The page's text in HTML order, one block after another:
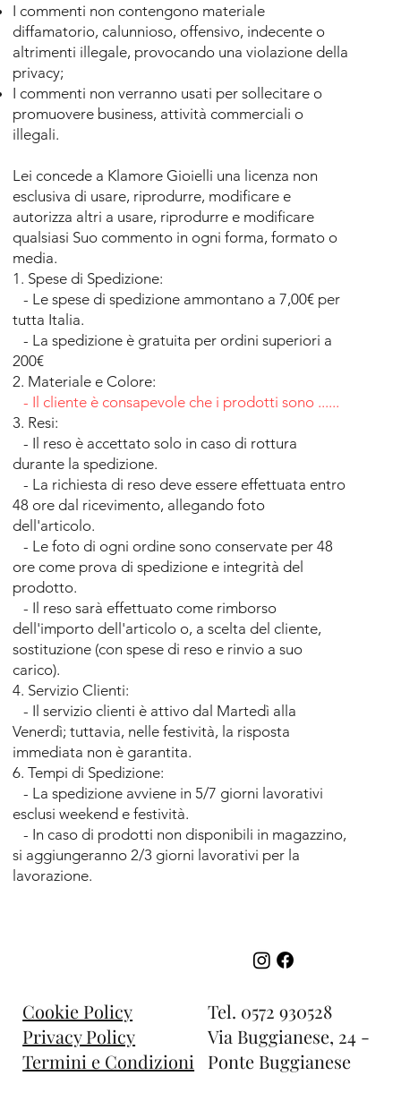
I commenti non contengono materiale
diffamatorio, calunnioso, offensivo, indecente o
altrimenti illegale, provocando una violazione della
privacy;
I commenti non verranno usati per sollecitare o
promuovere business, attività commerciali o
illegali.
Lei concede a Klamore Gioielli una licenza non
esclusiva di usare, riprodurre, modificare e
autorizza altri a usare, riprodurre e modificare
qualsiasi Suo commento in ogni forma, formato o
media.
1. Spese di Spedizione:
- Le spese di spedizione ammontano a 7,00€ per
tutta Italia.
- La spedizione è gratuita per ordini superiori a
200€
2. Materiale e Colore:
- Il cliente è consapevole che i prodotti sono ......
3. Resi:
- Il reso è accettato solo in caso di rottura
durante la spedizione.
- La richiesta di reso deve essere effettuata entro
48 ore dal ricevimento, allegando foto
dell'articolo.
- Le foto di ogni ordine sono conservate per 48
ore come prova di spedizione e integrità del
prodotto.
- Il reso sarà effettuato come rimborso
dell'importo dell'articolo o, a scelta del cliente,
sostituzione (con spese di reso e rinvio a suo
carico).
4. Servizio Clienti:
- Il servizio clienti è attivo dal Martedì alla
Venerdì; tuttavia, nelle festività, la risposta
immediata non è garantita.
6. Tempi di Spedizione:
- La spedizione avviene in 5/7 giorni lavorativi
esclusi weekend e festività.
- In caso di prodotti non disponibili in magazzino,
si aggiungeranno 2/3 giorni lavorativi per la
lavorazione.
Tel. 0572 930528
Via Buggianese, 24 -
Ponte Buggianese
Cookie Policy
Privacy Policy
Termini e Condizioni